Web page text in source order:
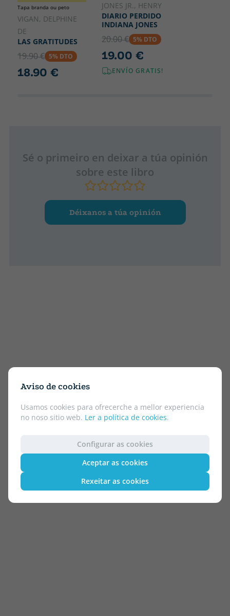
Aviso de cookies
Usamos cookies para ofrecerche a mellor experiencia
no noso sitio web. Ler a política de cookies.
Configurar as cookies
Aceptar as cookies
Rexeitar as cookies
Tapa branda ou peto
VIGAN, DELPHINE
DE
LAS GRATITUDES
19.90 € 5% DTO
18.90 €
JONES JR., HENRY
DIARIO PERDIDO
INDIANA JONES
20.00 € 5% DTO
19.00 €
ENVÍO GRATIS!
Sé o primeiro en deixar a túa opinión
sobre este libro
Déixanos a túa opinión